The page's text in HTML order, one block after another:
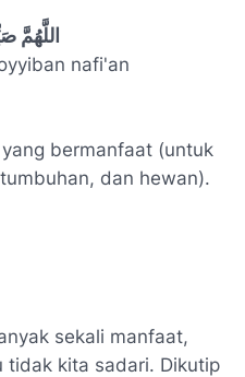
اللَّهُمَّ
nafi'an
bermanfaat (untuk
dan hewan).
sekali manfaat,
tidak kita sadari. Dikutip